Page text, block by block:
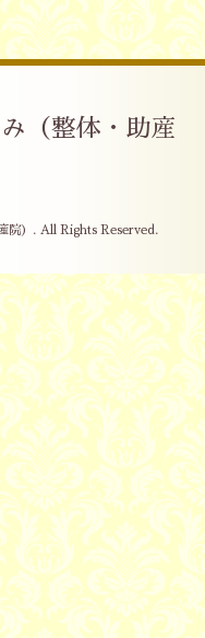
（整体・助産
院） . All Rights Reserved.